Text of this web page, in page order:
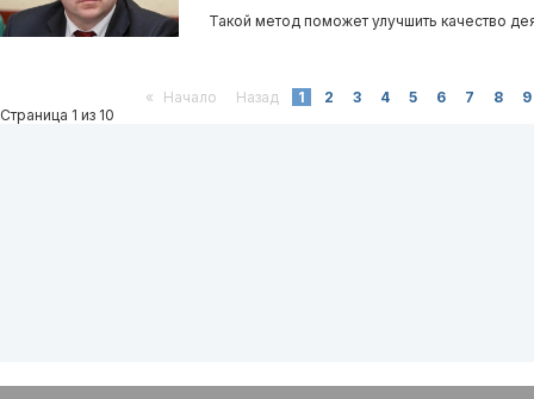
Такой метод поможет улучшить качество
« Начало Назад 1 2 3 4 5 6 7 8
9
Страница 1 из 10